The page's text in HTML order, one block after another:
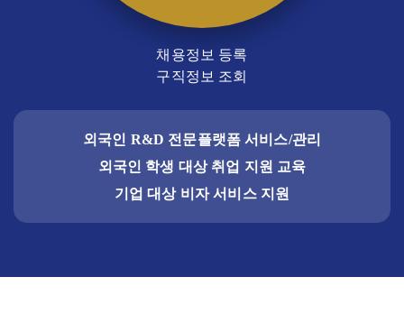
채용정보 등록
구직정보 조회
외국인 R&D 전문플랫폼 서비스/관리
외국인 학생 대상 취업 지원 교육
기업 대상 비자 서비스 지원